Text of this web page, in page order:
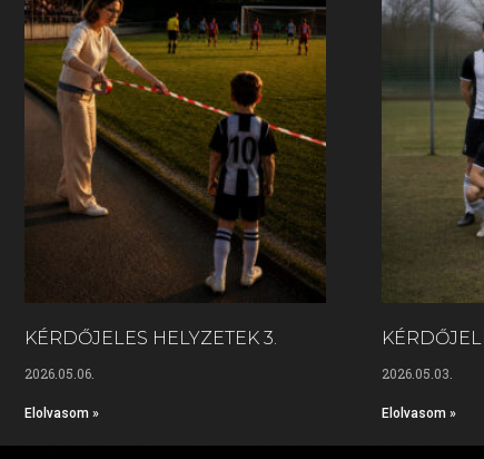
KÉRDŐJELES HELYZETEK 3.
2026.05.06.
Elolvasom »
2026.05.03.
Elolvasom »